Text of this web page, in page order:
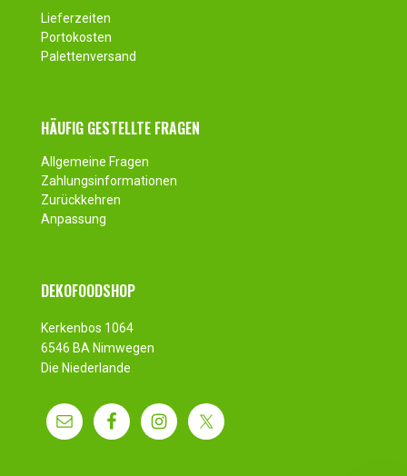
Lieferzeiten
Portokosten
Palettenversand
HÄUFIG GESTELLTE FRAGEN
Allgemeine Fragen
Zahlungsinformationen
Zurückkehren
Anpassung
DEKOFOODSHOP
Kerkenbos 1064
6546 BA Nimwegen
Die Niederlande